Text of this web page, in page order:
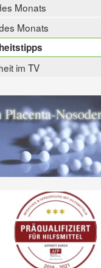
Monats
Monats
im TV